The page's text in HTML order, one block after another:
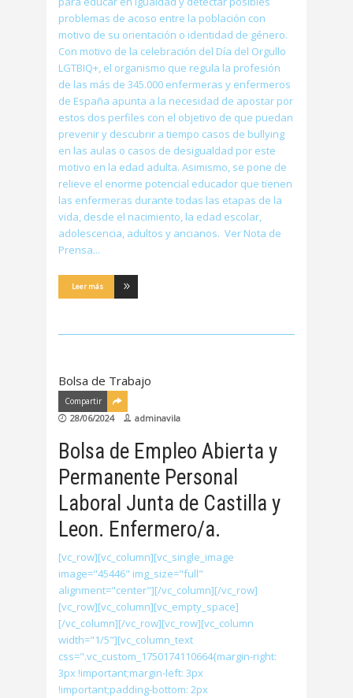
problemas de acoso entre la población con
motivo de su orientación o identidad de género.
Con motivo de la celebración del Día del Orgullo
LGTBIQ+, el organismo que regula la profesión
de las más de 345.000 enfermeras y enfermeros
de España apunta a la necesidad de apostar por
estos dos perfiles con el objetivo de que puedan
prevenir y descubrir a tiempo casos de bullying
en las aulas o casos de desigualdad por este
motivo en la edad adulta. Asimismo, se pone de
relieve el enorme potencial educador que tienen
las enfermeras durante todas las etapas de la
vida, desde el nacimiento, la edad escolar,
adolescencia, adultos y ancianos. Ver Nota de
Prensa
Leer más
Bolsa de Trabajo
Compartir
28/06/2024 adminavila
Bolsa de Empleo Abierta y
Permanente Personal
Laboral Junta de Castilla y
Leon. Enfermero/a.
[vc_row][vc_column][vc_single_image
image="45446" img_size="full"
alignment="center"][/vc_column][/vc_row]
[vc_row][vc_column][vc_empty_space]
[/vc_column][/vc_row][vc_row][vc_column
width="1/5"][vc_column_text
css=".vc_custom_1750174110664{margin-right:
3px !important;margin-left: 3px
!important;padding-bottom: 2px